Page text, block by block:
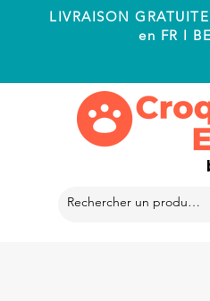
LIVRAISON
en FR I